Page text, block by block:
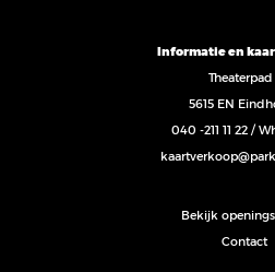
Informatie en
Theaterpad
5615 EN
040 -211 11 22/
Bekijk
Contact